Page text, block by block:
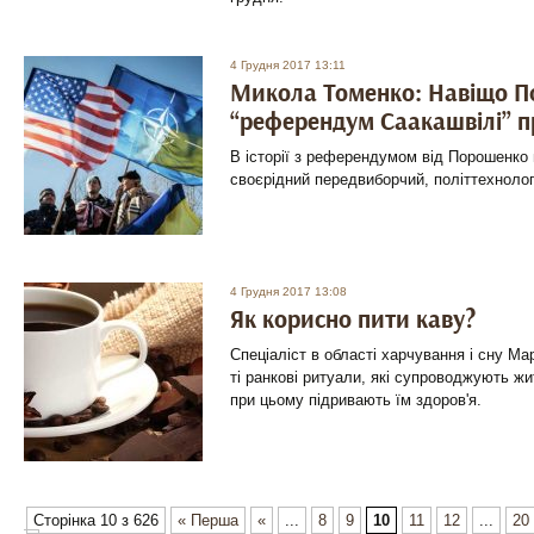
4 Грудня 2017 13:11
Микола Томенко: Навіщо
“референдум Саакашвілі”
В історії з референдумом від
своєрідний передвиборчий,
4 Грудня 2017 13:08
Як корисно пити каву?
Спеціаліст в області харчування і сну
ті ранкові ритуали, які супроводжують
при цьому підривають їм здоров'я.
Сторінка 10 з 626 « Перша « ... 8 9 10 11 12 ... 20